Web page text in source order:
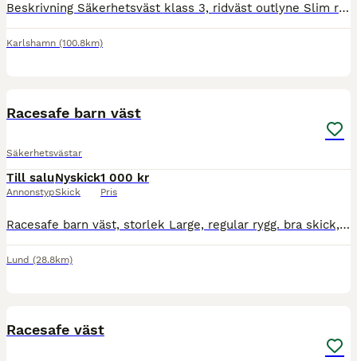
Beskrivning Säkerhetsväst klass 3, ridväst outlyne Slim regular i dam storlek L3, i väldigt fint skick. Mått: Se sista bilden. Passar smalare person. Nypris 3499kr.
Karlshamn (100.8km)
Racesafe barn väst
Säkerhetsvästar
Till salu
Annonstyp
Nyskick
Skick
1 000 kr
Pris
Racesafe barn väst, storlek Large, regular rygg. bra skick, knappt använd, nyskick. kan skickas eller hämtas. 1000kr frakt ingår.
Lund (28.8km)
Racesafe väst